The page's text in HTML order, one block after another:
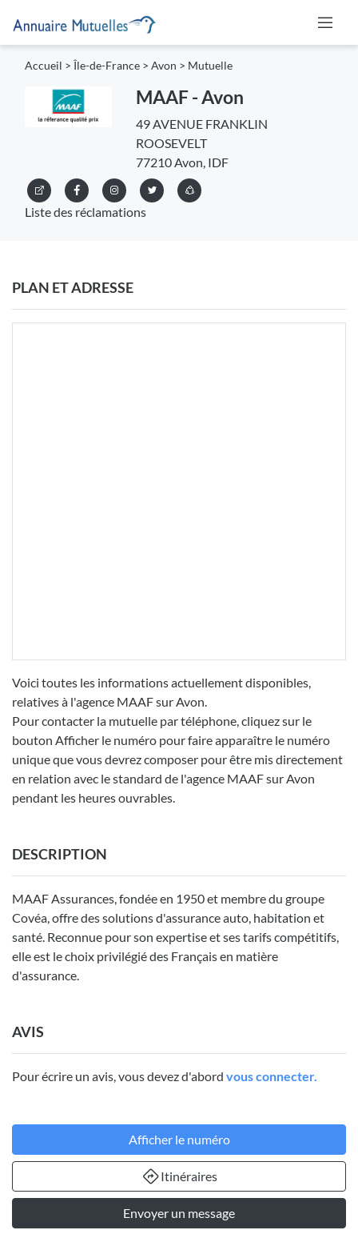
Accueil > Île-de-France > Avon > Mutuelle
MAAF - Avon
49 AVENUE FRANKLIN
ROOSEVELT
77210 Avon, IDF
Liste des réclamations
PLAN ET ADRESSE
Voici toutes les informations actuellement disponibles,
relatives à l'agence MAAF sur Avon.
Pour contacter la mutuelle par téléphone, cliquez sur le
bouton Afficher le numéro pour faire apparaître le numéro
unique que vous devrez composer pour être mis directement
en relation avec le standard de l'agence MAAF sur Avon
pendant les heures ouvrables.
DESCRIPTION
MAAF Assurances, fondée en 1950 et membre du groupe
Covéa, offre des solutions d'assurance auto, habitation et
santé. Reconnue pour son expertise et ses tarifs compétitifs,
elle est le choix privilégié des Français en matière
d'assurance.
AVIS
Pour écrire un avis, vous devez d'abord vous connecter.
Afficher le numéro
Itinéraires
Envoyer un message